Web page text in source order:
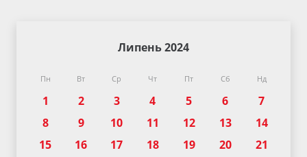
Липень 2024
Пн Вт Ср Чт Пт Сб Нд
1 2 3 4 5 6
7
8
9 10 11 12 13
14
15
16 17 18 19 20
21